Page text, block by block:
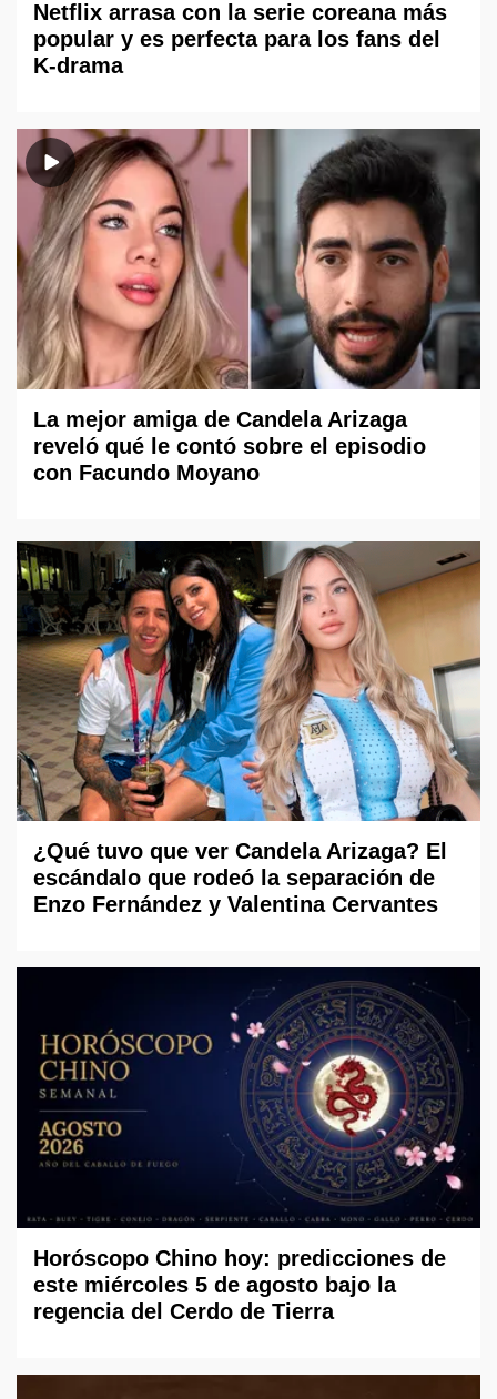
Netflix arrasa con la serie coreana más
popular y es perfecta para los fans del
K-drama
La mejor amiga de Candela Arizaga
reveló qué le contó sobre el episodio
con Facundo Moyano
¿Qué tuvo que ver Candela Arizaga? El
escándalo que rodeó la separación de
Enzo Fernández y Valentina Cervantes
Horóscopo Chino hoy: predicciones de
este miércoles 5 de agosto bajo la
regencia del Cerdo de Tierra